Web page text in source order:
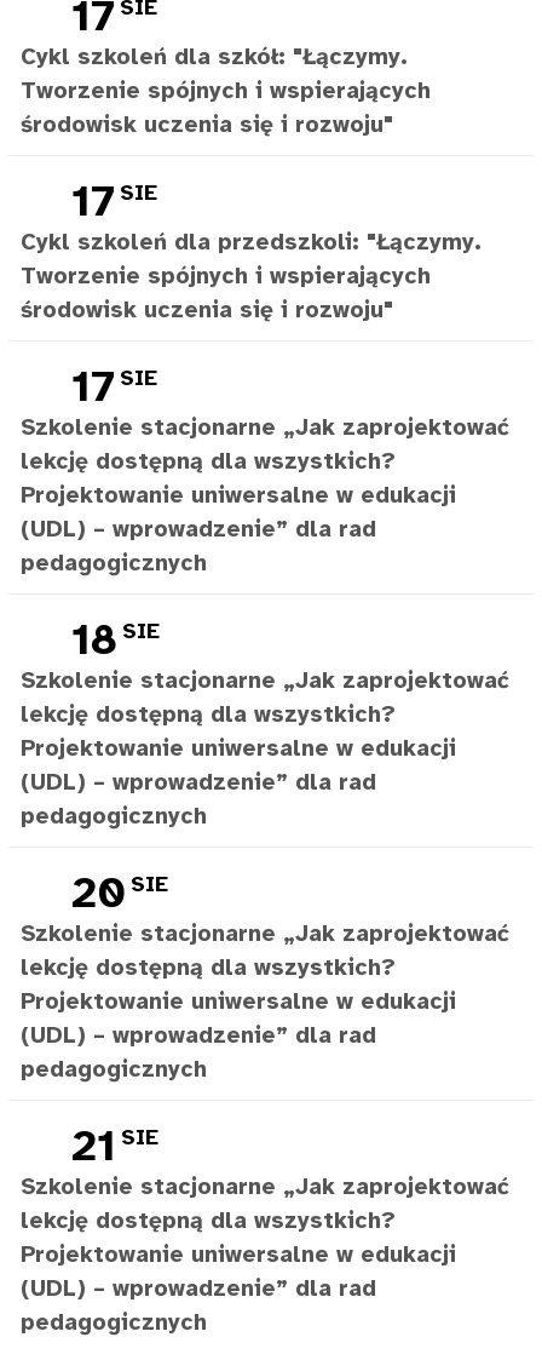
17 SIE
Cykl szkoleń dla szkół: "Łączymy.
Tworzenie spójnych i wspierających
środowisk uczenia się i rozwoju"
17 SIE
Cykl szkoleń dla przedszkoli: "Łączymy.
Tworzenie spójnych i wspierających
środowisk uczenia się i rozwoju"
17 SIE
Szkolenie stacjonarne „Jak zaprojektować
lekcję dostępną dla wszystkich?
Projektowanie uniwersalne w edukacji
(UDL) – wprowadzenie” dla rad
pedagogicznych
18 SIE
Szkolenie stacjonarne „Jak zaprojektować
lekcję dostępną dla wszystkich?
Projektowanie uniwersalne w edukacji
(UDL) – wprowadzenie” dla rad
pedagogicznych
20 SIE
Szkolenie stacjonarne „Jak zaprojektować
lekcję dostępną dla wszystkich?
Projektowanie uniwersalne w edukacji
(UDL) – wprowadzenie” dla rad
pedagogicznych
21 SIE
Szkolenie stacjonarne „Jak zaprojektować
lekcję dostępną dla wszystkich?
Projektowanie uniwersalne w edukacji
(UDL) – wprowadzenie” dla rad
pedagogicznych